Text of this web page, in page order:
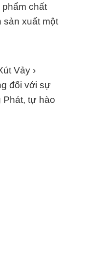
chất
sản xuất một
Vảy ›
đối với sự
Phát, tự hào